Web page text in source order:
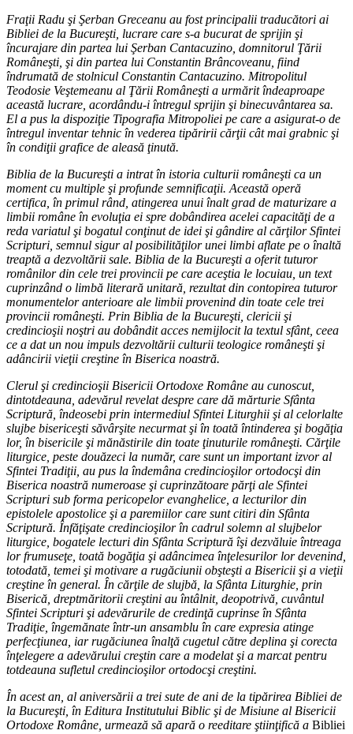
Fraţii Radu şi Şerban Greceanu au fost principalii traducători ai
Bibliei de la Bucureşti, lucrare care s-a bucurat de sprijin şi
încurajare din partea lui Şerban Cantacuzino, domnitorul Ţării
Româneşti, şi din partea lui Constantin Brâncoveanu, fiind
îndrumată de stolnicul Constantin Cantacuzino. Mitropolitul
Teodosie Veştemeanu al Ţării Româneşti a urmărit îndeaproape
această lucrare, acordându-i întregul sprijin şi binecuvântarea sa.
El a pus la dispoziţie Tipografia Mitropoliei pe care a asigurat-o de
întregul inventar tehnic în vederea tipăririi cărţii cât mai grabnic şi
în condiţii grafice de aleasă ţinută.
Biblia de la Bucureşti a intrat în istoria culturii româneşti ca un
moment cu multiple şi profunde semnificaţii. Această operă
certifica, în primul rând, atingerea unui înalt grad de maturizare a
limbii române în evoluţia ei spre dobândirea acelei capacităţi de a
reda variatul şi bogatul conţinut de idei şi gândire al cărţilor Sfintei
Scripturi, semnul sigur al posibilităţilor unei limbi aflate pe o înaltă
treaptă a dezvoltării sale. Biblia de la Bucureşti a oferit tuturor
românilor din cele trei provincii pe care aceştia le locuiau, un text
cuprinzând o limbă literară unitară, rezultat din contopirea tuturor
monumentelor anterioare ale limbii provenind din toate cele trei
provincii româneşti. Prin Biblia de la Bucureşti, clericii şi
credincioşii noştri au dobândit acces nemijlocit la textul sfânt, ceea
ce a dat un nou impuls dezvoltării culturii teologice româneşti şi
adâncirii vieţii creştine în Biserica noastră.
Clerul şi credincioşii Bisericii Ortodoxe Române au cunoscut,
dintotdeauna, adevărul revelat despre care dă mărturie Sfânta
Scriptură, îndeosebi prin intermediul Sfintei Liturghii şi al celorlalte
slujbe bisericeşti săvârşite necurmat şi în toată întinderea şi bogăţia
lor, în bisericile şi mănăstirile din toate ţinuturile româneşti. Cărţile
liturgice, peste douăzeci la număr, care sunt un important izvor al
Sfintei Tradiţii, au pus la îndemâna credincioşilor ortodocşi din
Biserica noastră numeroase şi cuprinzătoare părţi ale Sfintei
Scripturi sub forma pericopelor evanghelice, a lecturilor din
epistolele apostolice şi a paremiilor care sunt citiri din Sfânta
Scriptură. Înfăţişate credincioşilor în cadrul solemn al slujbelor
liturgice, bogatele lecturi din Sfânta Scriptură îşi dezvăluie întreaga
lor frumuseţe, toată bogăţia şi adâncimea înţelesurilor lor devenind,
totodată, temei şi motivare a rugăciunii obşteşti a Bisericii şi a vieţii
creştine în general. În cărţile de slujbă, la Sfânta Liturghie, prin
Biserică, dreptmăritorii creştini au întâlnit, deopotrivă, cuvântul
Sfintei Scripturi şi adevărurile de credinţă cuprinse în Sfânta
Tradiţie, îngemănate într-un ansamblu în care expresia atinge
perfecţiunea, iar rugăciunea înalţă cugetul către deplina şi corecta
înţelegere a adevărului creştin care a modelat şi a marcat pentru
totdeauna sufletul credincioşilor ortodocşi creştini.
În acest an, al aniversării a trei sute de ani de la tipărirea Bibliei de
la Bucureşti, în Editura Institutului Biblic şi de Misiune al Bisericii
Ortodoxe Române, urmează să apară o reeditare ştiinţifică a Bibliei